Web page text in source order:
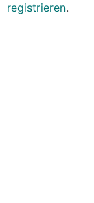
registrieren.